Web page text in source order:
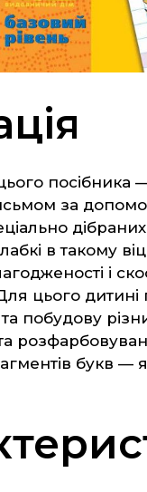
посібника
за
в такому
і
цього
побудову
букв —